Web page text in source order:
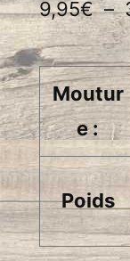
9,95€ –
Moutur
e :
Poids